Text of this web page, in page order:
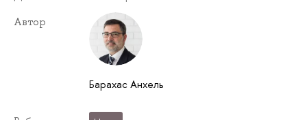
Автор
Барахас Анхель